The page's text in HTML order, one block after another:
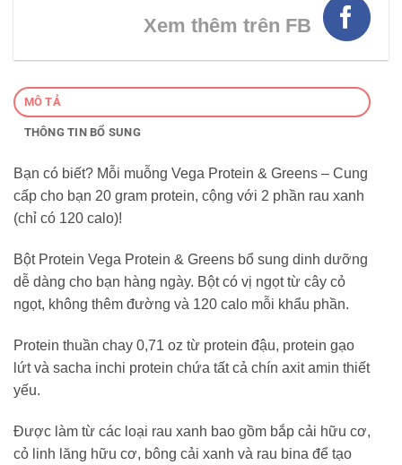
Xem thêm trên FB
MÔ TẢ
THÔNG TIN BỔ SUNG
Bạn có biết? Mỗi muỗng Vega Protein & Greens – Cung
cấp cho bạn 20 gram protein, cộng với 2 phần rau xanh
(chỉ có 120 calo)!
Bột Protein Vega Protein & Greens bổ sung dinh dưỡng
dễ dàng cho bạn hàng ngày. Bột có vị ngọt từ cây cỏ
ngọt, không thêm đường và 120 calo mỗi khẩu phần.
Protein thuần chay 0,71 oz từ protein đậu, protein gạo
lứt và sacha inchi protein chứa tất cả chín axit amin thiết
yếu.
Được làm từ các loại rau xanh bao gồm bắp cải hữu cơ,
cỏ linh lăng hữu cơ, bông cải xanh và rau bina để tạo